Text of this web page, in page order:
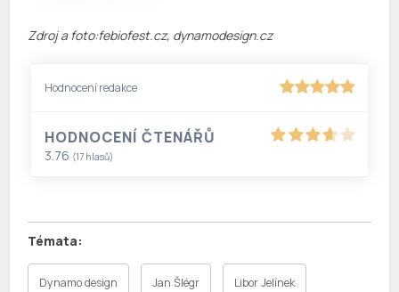
Zdroj a foto:febiofest.cz, dynamodesign.cz
Hodnocení redakce
HODNOCENÍ ČTENÁŘŮ
3.76 (17 hlasů)
Dynamo design Jan Šlégr Libor Jelínek